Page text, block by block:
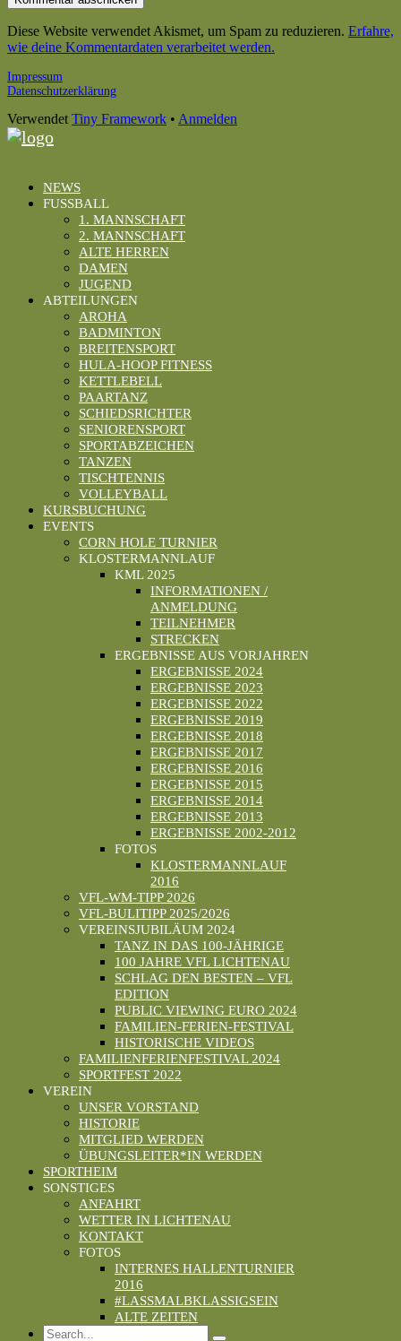
Diese Website verwendet Akismet, um Spam zu reduzieren. Erfahre,
wie deine Kommentardaten verarbeitet werden.
Footer
Impressum
Datenschutzerklärung
Verwendet Tiny Framework • Anmelden
NEWS
FUSSBALL
1. MANNSCHAFT
2. MANNSCHAFT
ALTE HERREN
DAMEN
JUGEND
ABTEILUNGEN
AROHA
BADMINTON
BREITENSPORT
HULA-HOOP FITNESS
KETTLEBELL
PAARTANZ
SCHIEDSRICHTER
SENIORENSPORT
SPORTABZEICHEN
TANZEN
TISCHTENNIS
VOLLEYBALL
KURSBUCHUNG
EVENTS
CORN HOLE TURNIER
KLOSTERMANNLAUF
KML 2025
INFORMATIONEN /
ANMELDUNG
TEILNEHMER
STRECKEN
ERGEBNISSE AUS VORJAHREN
ERGEBNISSE 2024
ERGEBNISSE 2023
ERGEBNISSE 2022
ERGEBNISSE 2019
ERGEBNISSE 2018
ERGEBNISSE 2017
ERGEBNISSE 2016
ERGEBNISSE 2015
ERGEBNISSE 2014
ERGEBNISSE 2013
ERGEBNISSE 2002-2012
FOTOS
KLOSTERMANNLAUF
2016
VFL-WM-TIPP 2026
VFL-BULITIPP 2025/2026
VEREINSJUBILÄUM 2024
TANZ IN DAS 100-JÄHRIGE
100 JAHRE VFL LICHTENAU
SCHLAG DEN BESTEN – VFL
EDITION
PUBLIC VIEWING EURO 2024
FAMILIEN-FERIEN-FESTIVAL
HISTORISCHE VIDEOS
FAMILIENFERIENFESTIVAL 2024
SPORTFEST 2022
VEREIN
UNSER VORSTAND
HISTORIE
MITGLIED WERDEN
ÜBUNGSLEITER*IN WERDEN
SPORTHEIM
SONSTIGES
ANFAHRT
WETTER IN LICHTENAU
KONTAKT
FOTOS
INTERNES HALLENTURNIER
2016
#LASSMALBKLASSIGSEIN
ALTE ZEITEN
Search